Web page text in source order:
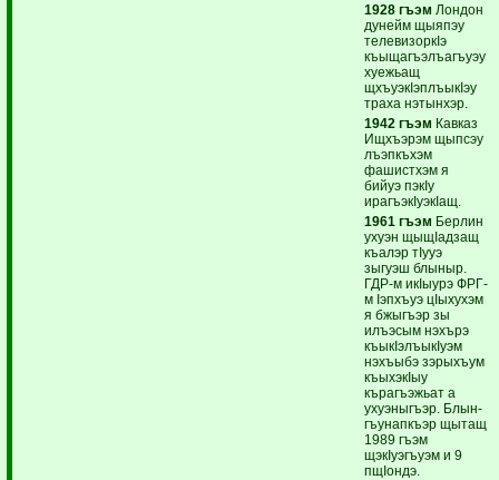
1928 гъэм Лондон
дунейм щыяпэу
телевизоркIэ
къыщагъэлъагъуэу
хуежьащ
щхъуэкIэплъыкIэу
траха нэтынхэр.
1942 гъэм Кавказ
Ищхъэрэм щыпсэу
лъэпкъхэм
фашистхэм я
бийуэ пэкIу
ирагъэкIуэкIащ.
1961 гъэм Берлин
ухуэн щыщIадзащ
къалэр тIууэ
зыгуэш блыныр.
ГДР-м икIыурэ ФРГ-
м Iэпхъуэ цIыхухэм
я бжыгъэр зы
илъэсым нэхърэ
къыкIэлъыкIуэм
нэхъыбэ зэрыхъум
къыхэкIыу
кърагъэжьат а
ухуэныгъэр. Блын-
гъунапкъэр щытащ
1989 гъэм
щэкIуэгъуэм и 9
пщIондэ.